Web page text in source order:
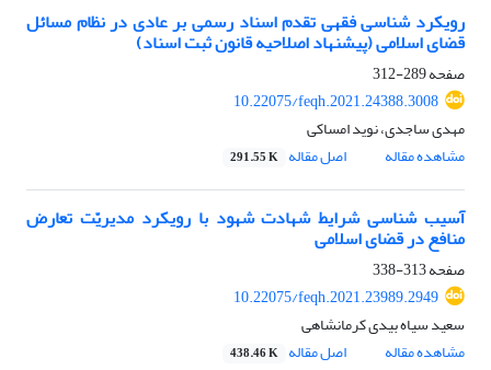
رویکرد شناسی فقهی تقدم اسناد رسمی بر عادی در نظام مسائل
قضای اسلامی (پیشنهاد اصلاحیه قانون ثبت اسناد)
صفحه289-312
10.22075/feqh.2021.24388.3008
مهدی ساجدی، نوید امساکی
مشاهده مقاله
اصل مقاله 291.55 K
آسیب شناسی شرایط شهادت شهود با رویکرد مدیریّت تعارض
منافع در قضای اسلامی
صفحه313-338
10.22075/feqh.2021.23989.2949
سعید سیاه بیدی کرمانشاهی
مشاهده مقاله
اصل مقاله 438.46 K